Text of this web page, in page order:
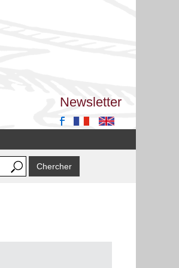
Newsletter